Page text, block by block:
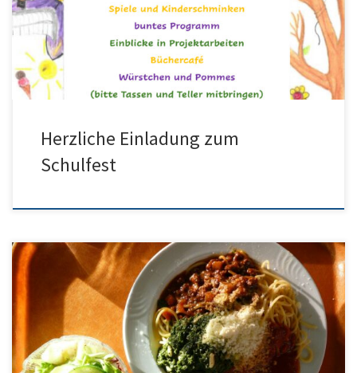
hier ist die Einladung:
Herzliche Einladung zum
Schulfest
Für das kommende Schuljahr gibt es Informationen der Stadt zum
Betrieb der Mensa. Hier finden Sie das Informationsschreiben: